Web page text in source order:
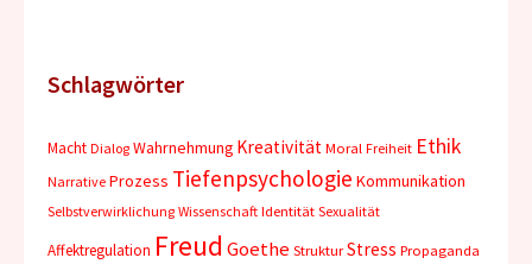
Schlagwörter
Macht Dialog Wahrnehmung Kreativität Moral Freiheit Ethik
Narrative Prozess Tiefenpsychologie Kommunikation
Selbstverwirklichung Wissenschaft Identität Sexualität
Affektregulation Freud Goethe Struktur Stress Propaganda